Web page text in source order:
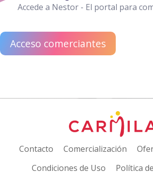
Accede a Nestor - El portal para
Acceso comerciantes
Contacto Comercialización
Condiciones de Uso
Política